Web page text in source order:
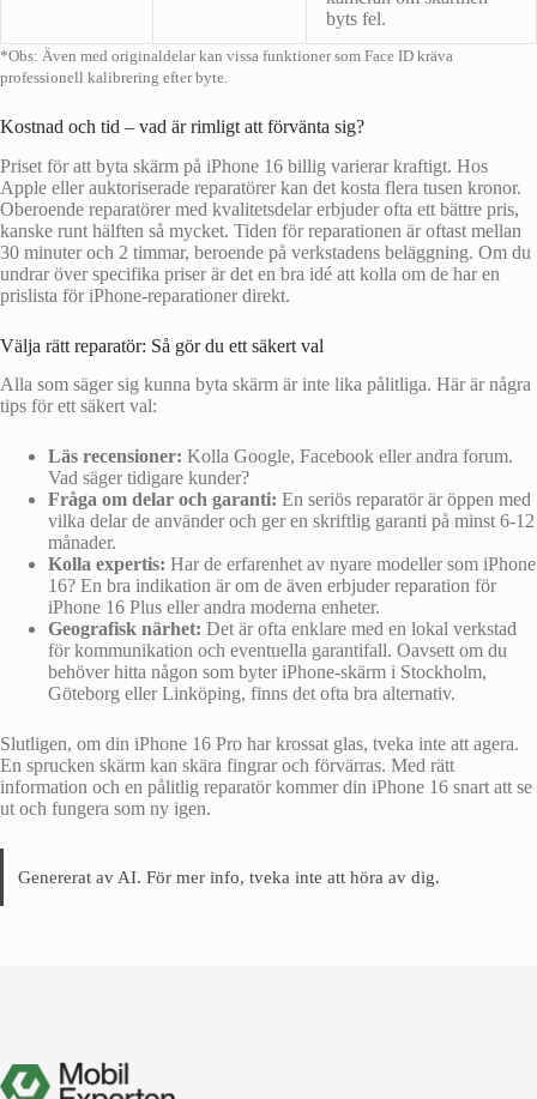
byts fel.
*Obs: Även med originaldelar kan vissa funktioner som Face ID kräva
professionell kalibrering efter byte.
Kostnad och tid – vad är rimligt att förvänta sig?
Priset för att byta skärm på iPhone 16 billig varierar kraftigt. Hos
Apple eller auktoriserade reparatörer kan det kosta flera tusen kronor.
Oberoende reparatörer med kvalitetsdelar erbjuder ofta ett bättre pris,
kanske runt hälften så mycket. Tiden för reparationen är oftast mellan
30 minuter och 2 timmar, beroende på verkstadens beläggning. Om du
undrar över specifika priser är det en bra idé att kolla om de har en
prislista för iPhone-reparationer direkt.
Välja rätt reparatör: Så gör du ett säkert val
Alla som säger sig kunna byta skärm är inte lika pålitliga. Här är några
tips för ett säkert val:
Läs recensioner: Kolla Google, Facebook eller andra forum.
Vad säger tidigare kunder?
Fråga om delar och garanti: En seriös reparatör är öppen med
vilka delar de använder och ger en skriftlig garanti på minst 6-12
månader.
Kolla expertis: Har de erfarenhet av nyare modeller som iPhone
16? En bra indikation är om de även erbjuder reparation för
iPhone 16 Plus eller andra moderna enheter.
Geografisk närhet: Det är ofta enklare med en lokal verkstad
för kommunikation och eventuella garantifall. Oavsett om du
behöver hitta någon som byter iPhone-skärm i Stockholm,
Göteborg eller Linköping, finns det ofta bra alternativ.
Slutligen, om din iPhone 16 Pro har krossat glas, tveka inte att agera.
En sprucken skärm kan skära fingrar och förvärras. Med rätt
information och en pålitlig reparatör kommer din iPhone 16 snart att se
ut och fungera som ny igen.
Genererat av AI. För mer info, tveka inte att höra av dig.